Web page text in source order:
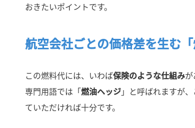
おきたいポイントです。
航空会社ごとの価格差を生む
この燃料代には、いわば保険のような仕組みが
専門用語では「燃油ヘッジ」と呼ばれますが
ていただければ十分です。